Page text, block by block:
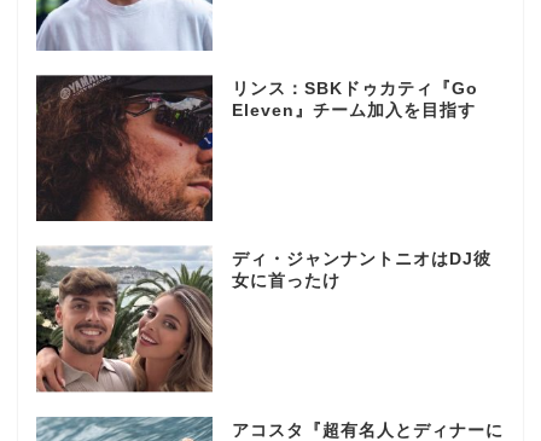
リンス：SBKドゥカティ『Go
Eleven』チーム加入を目指す
ディ・ジャンナントニオはDJ彼
女に首ったけ
アコスタ『超有名人とディナーに